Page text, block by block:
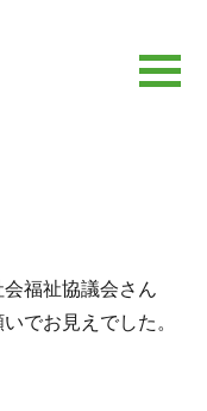
福祉協議会さん
でお見えでした。